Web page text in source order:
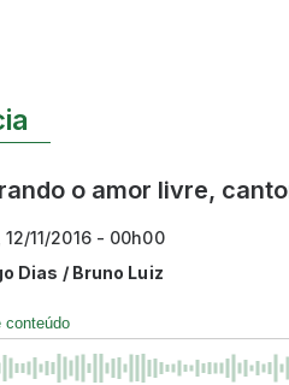
o amor livre,
12/11/2016 - 00h00
Dias / Bruno Luiz
conteúdo